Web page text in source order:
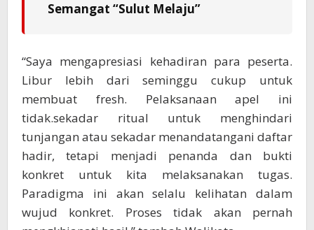
Semangat “Sulut Melaju”
“Saya mengapresiasi kehadiran para peserta.
Libur lebih dari seminggu cukup untuk
membuat fresh. Pelaksanaan apel ini
tidak.sekadar ritual untuk menghindari
tunjangan atau sekadar menandatangani daftar
hadir, tetapi menjadi penanda dan bukti
konkret untuk kita melaksanakan tugas.
Paradigma ini akan selalu kelihatan dalam
wujud konkret. Proses tidak akan pernah